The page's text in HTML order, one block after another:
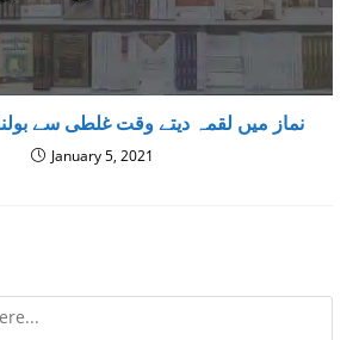
نماز میں لقمہ دیتے وقت غلطی سے
January 5, 2021